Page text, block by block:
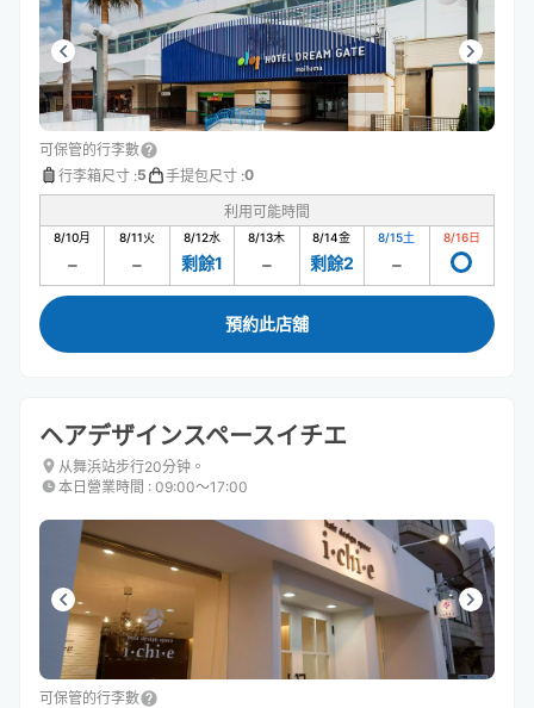
可保管的行李數
行李箱尺寸 :5 手提包尺寸 :0
利用可能時間
8/10月 8/11火 8/12水
剩餘1
8/13木 8/14金
剩餘2
8/15土 8/16日
預約此店舖
ヘアデザインスペースイチエ
从舞浜站步行20分钟。
本日營業時間 : 09:00〜17:00
可保管的行李數